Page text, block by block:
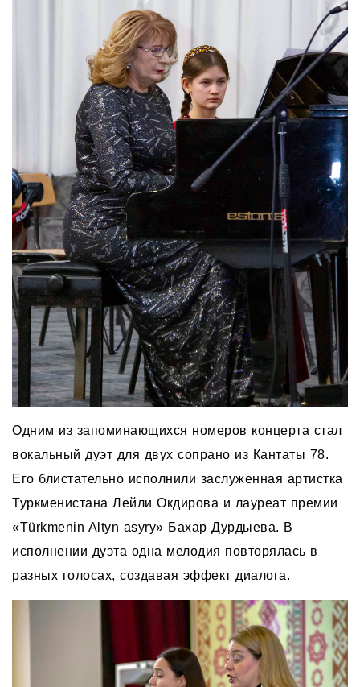
Одним из запоминающихся номеров концерта стал
вокальный дуэт для двух сопрано из Кантаты 78.
Его блистательно исполнили заслуженная артистка
Туркменистана Лейли Окдирова и лауреат премии
«Türkmenin Altyn asyry» Бахар Дурдыева. В
исполнении дуэта одна мелодия повторялась в
разных голосах, создавая эффект диалога.